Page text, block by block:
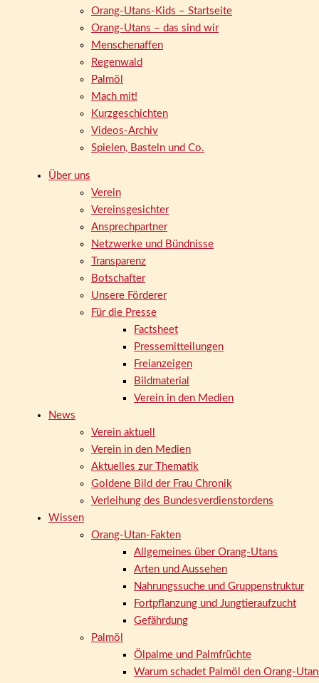
Orang-Utans-Kids – Startseite
Orang-Utans – das sind wir
Menschenaffen
Regenwald
Palmöl
Mach mit!
Kurzgeschichten
Videos-Archiv
Spielen, Basteln und Co.
Über uns
Verein
Vereinsgesichter
Ansprechpartner
Netzwerke und Bündnisse
Transparenz
Botschafter
Unsere Förderer
Für die Presse
Factsheet
Pressemitteilungen
Freianzeigen
Bildmaterial
Verein in den Medien
News
Verein aktuell
Verein in den Medien
Aktuelles zur Thematik
Goldene Bild der Frau Chronik
Verleihung des Bundesverdienstordens
Wissen
Orang-Utan-Fakten
Allgemeines über Orang-Utans
Arten und Aussehen
Nahrungssuche und Gruppenstruktur
Fortpflanzung und Jungtieraufzucht
Gefährdung
Palmöl
Ölpalme und Palmfrüchte
Warum schadet Palmöl den Orang-